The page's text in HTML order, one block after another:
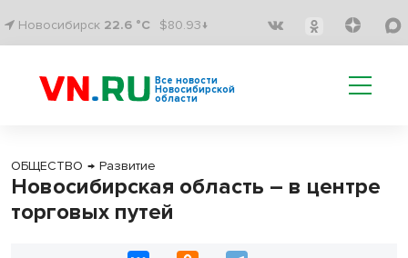
Новосибирск 22.6 °C $80.93↓
Все новости
Новосибирской
области
ОБЩЕСТВО → Развитие
Новосибирская область – в центре
торговых путей